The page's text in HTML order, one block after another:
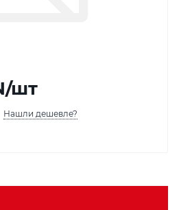
/шт
Нашли дешевле?